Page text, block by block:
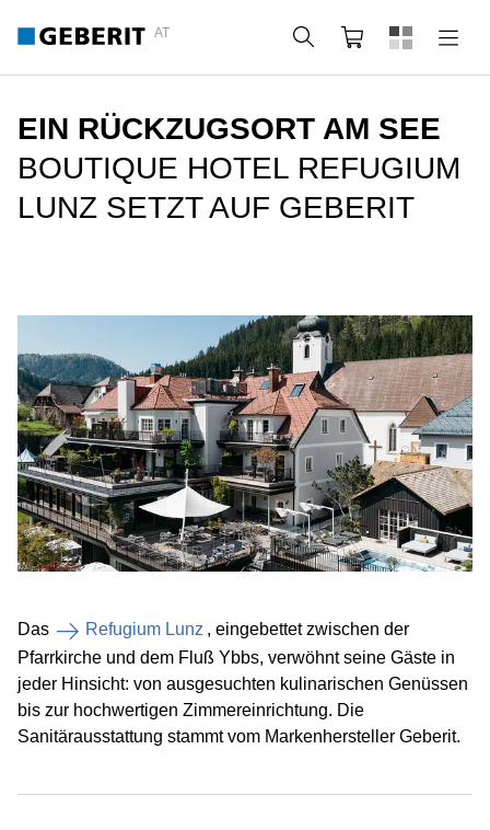
AT Suche Warenkorb
EIN RÜCKZUGSORT AM SEE
BOUTIQUE HOTEL REFUGIUM
LUNZ SETZT AUF GEBERIT
Das Refugium Lunz , eingebettet zwischen der
Pfarrkirche und dem Fluß Ybbs, verwöhnt seine Gäste in
jeder Hinsicht: von ausgesuchten kulinarischen Genüssen
bis zur hochwertigen Zimmereinrichtung. Die
Sanitärausstattung stammt vom Markenhersteller Geberit.